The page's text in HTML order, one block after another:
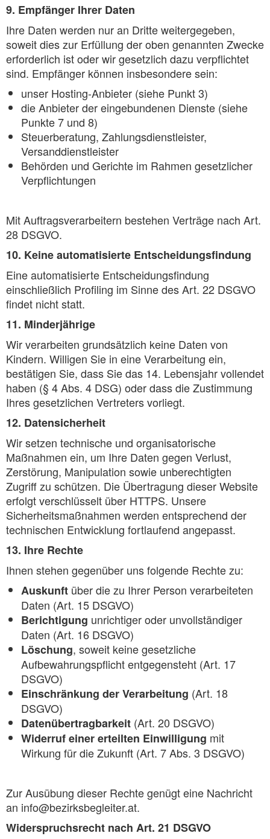
9. Empfänger Ihrer Daten
Ihre Daten werden nur an Dritte weitergegeben,
soweit dies zur Erfüllung der oben genannten Zwecke
erforderlich ist oder wir gesetzlich dazu verpflichtet
sind. Empfänger können insbesondere sein:
unser Hosting-Anbieter (siehe Punkt 3)
die Anbieter der eingebundenen Dienste (siehe
Punkte 7 und 8)
Steuerberatung, Zahlungsdienstleister,
Versanddienstleister
Behörden und Gerichte im Rahmen gesetzlicher
Verpflichtungen
Mit Auftragsverarbeitern bestehen Verträge nach Art.
28 DSGVO.
10. Keine automatisierte Entscheidungsfindung
Eine automatisierte Entscheidungsfindung
einschließlich Profiling im Sinne des Art. 22 DSGVO
findet nicht statt.
11. Minderjährige
Wir verarbeiten grundsätzlich keine Daten von
Kindern. Willigen Sie in eine Verarbeitung ein,
bestätigen Sie, dass Sie das 14. Lebensjahr vollendet
haben (§ 4 Abs. 4 DSG) oder dass die Zustimmung
Ihres gesetzlichen Vertreters vorliegt.
12. Datensicherheit
Wir setzen technische und organisatorische
Maßnahmen ein, um Ihre Daten gegen Verlust,
Zerstörung, Manipulation sowie unberechtigten
Zugriff zu schützen. Die Übertragung dieser Website
erfolgt verschlüsselt über HTTPS. Unsere
Sicherheitsmaßnahmen werden entsprechend der
technischen Entwicklung fortlaufend angepasst.
13. Ihre Rechte
Ihnen stehen gegenüber uns folgende Rechte zu:
Auskunft über die zu Ihrer Person verarbeiteten
Daten (Art. 15 DSGVO)
Berichtigung unrichtiger oder unvollständiger
Daten (Art. 16 DSGVO)
Löschung, soweit keine gesetzliche
Aufbewahrungspflicht entgegensteht (Art. 17
DSGVO)
Einschränkung der Verarbeitung (Art. 18
DSGVO)
Datenübertragbarkeit (Art. 20 DSGVO)
Widerruf einer erteilten Einwilligung mit
Wirkung für die Zukunft (Art. 7 Abs. 3 DSGVO)
Zur Ausübung dieser Rechte genügt eine Nachricht
an info@bezirksbegleiter.at.
Widerspruchsrecht nach Art. 21 DSGVO